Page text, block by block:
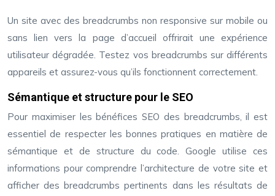
Un site avec des breadcrumbs non responsive sur mobile ou
sans lien vers la page d’accueil offrirait une expérience
utilisateur dégradée. Testez vos breadcrumbs sur différents
appareils et assurez-vous qu’ils fonctionnent correctement.
Sémantique et structure pour le SEO
Pour maximiser les bénéfices SEO des breadcrumbs, il est
essentiel de respecter les bonnes pratiques en matière de
sémantique et de structure du code. Google utilise ces
informations pour comprendre l’architecture de votre site et
afficher des breadcrumbs pertinents dans les résultats de